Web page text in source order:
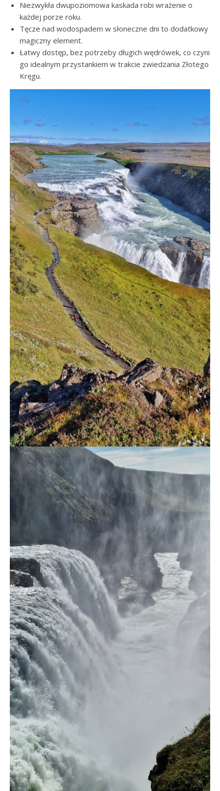
Niezwykła dwupoziomowa kaskada robi wrażenie o
każdej porze roku.
Tęcze nad wodospadem w słoneczne dni to dodatkowy
magiczny element.
Łatwy dostęp, bez potrzeby długich wędrówek, co czyni
go idealnym przystankiem w trakcie zwiedzania Złotego
Kręgu.